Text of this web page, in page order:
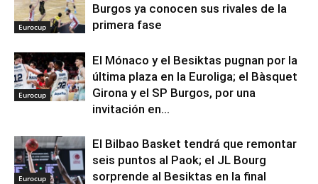
Eurocup
Burgos ya conocen sus rivales de la
primera fase
Eurocup
El Mónaco y el Besiktas pugnan por la
última plaza en la Euroliga; el Bàsquet
Girona y el SP Burgos, por una
invitación en...
Eurocup
El Bilbao Basket tendrá que remontar
seis puntos al Paok; el JL Bourg
sorprende al Besiktas en la final